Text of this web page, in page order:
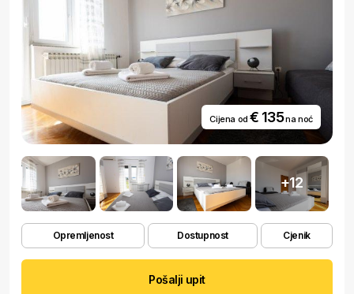
Cijena od€ 135na noć
+12
Opremljenost Dostupnost Cjenik
Pošalji upit